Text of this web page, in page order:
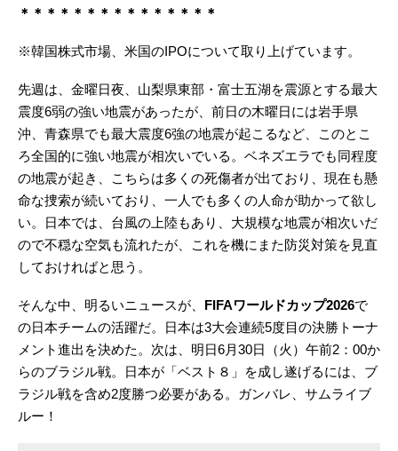
＊＊＊＊＊＊＊＊＊＊＊＊＊＊＊
※韓国株式市場、米国のIPOについて取り上げています。
先週は、金曜日夜、山梨県東部・富士五湖を震源とする最大
震度6弱の強い地震があったが、前日の木曜日には岩手県
沖、青森県でも最大震度6強の地震が起こるなど、このとこ
ろ全国的に強い地震が相次いでいる。ベネズエラでも同程度
の地震が起き、こちらは多くの死傷者が出ており、現在も懸
命な捜索が続いており、一人でも多くの人命が助かって欲し
い。日本では、台風の上陸もあり、大規模な地震が相次いだ
ので不穏な空気も流れたが、これを機にまた防災対策を見直
しておければと思う。
そんな中、明るいニュースが、 FIFAワールドカップ2026で
の日本チームの活躍だ。日本は3大会連続5度目の決勝トーナ
メント進出を決めた。次は、明日6月30日（火）午前2：00か
らのブラジル戦。日本が「ベスト８」を成し遂げるには、ブ
ラジル戦を含め2度勝つ必要がある。ガンバレ、サムライブ
ルー！